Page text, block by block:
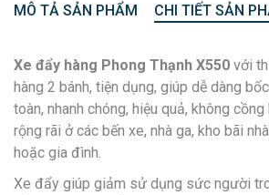
MÔ TẢ SẢN PHẨM CHI TIẾT SẢN
Xe đẩy hàng Phong Thạnh X550 với
hàng 2 bánh, tiện dụng, giúp dễ dàng
toàn, nhanh chóng, hiệu quả, không
rộng rãi ở các bến xe, nhà ga, kho bãi
hoặc gia đình.
Xe đẩy giúp giảm sử dụng sức người